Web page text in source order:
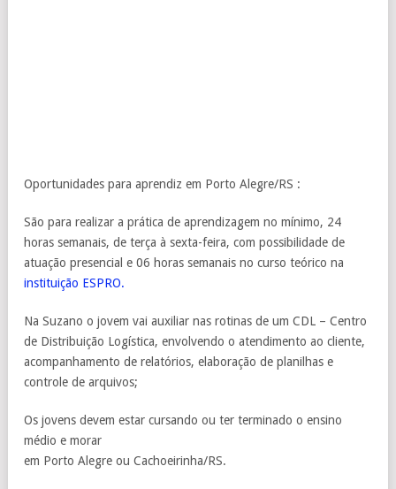
Oportunidades para aprendiz em Porto Alegre/RS :
São para realizar a prática de aprendizagem no mínimo, 24
horas semanais, de terça à sexta-feira, com possibilidade de
atuação presencial e 06 horas semanais no curso teórico na
instituição ESPRO.
Na Suzano o jovem vai auxiliar nas rotinas de um CDL – Centro
de Distribuição Logística, envolvendo o atendimento ao cliente,
acompanhamento de relatórios, elaboração de planilhas e
controle de arquivos;
Os jovens devem estar cursando ou ter terminado o ensino
médio e morar
em Porto Alegre ou Cachoeirinha/RS.